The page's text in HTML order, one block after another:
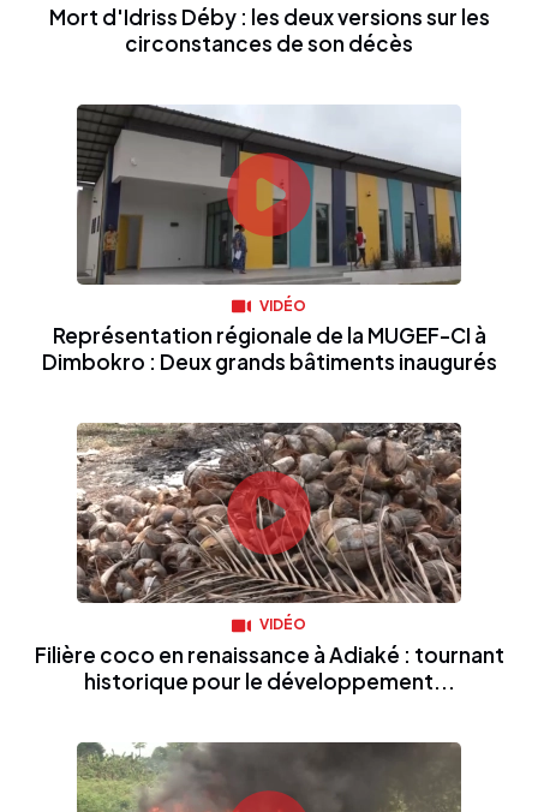
Mort d'Idriss Déby : les deux versions sur les
circonstances de son décès
VIDÉO
Représentation régionale de la MUGEF-CI à
Dimbokro : Deux grands bâtiments inaugurés
VIDÉO
Filière coco en renaissance à Adiaké : tournant
historique pour le développement...